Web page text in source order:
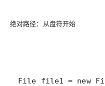
绝对路径：从盘符开始
File file1 = new